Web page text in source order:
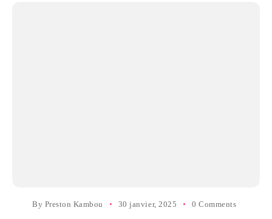
By Preston Kambou 30 janvier, 2025 0 Comments